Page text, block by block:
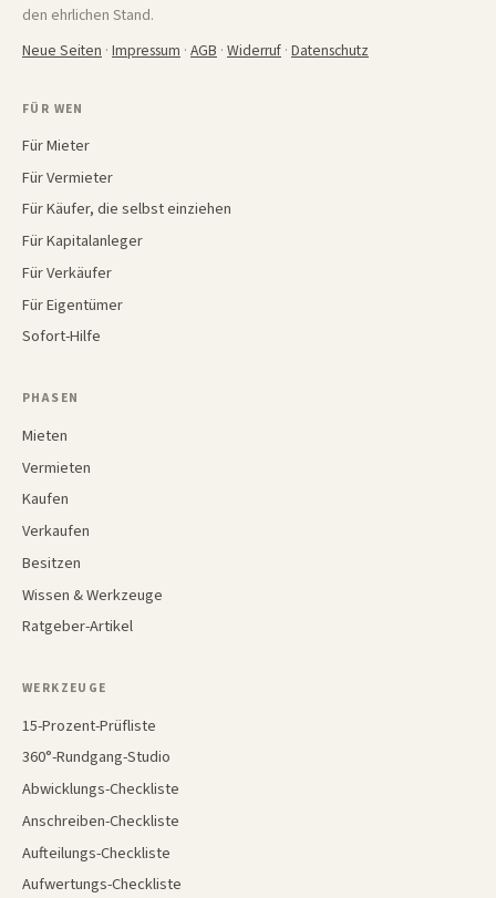
den ehrlichen Stand.
Neue Seiten · Impressum · AGB · Widerruf · Datenschutz
FÜR WEN
Für Mieter
Für Vermieter
Für Käufer, die selbst einziehen
Für Kapitalanleger
Für Verkäufer
Für Eigentümer
Sofort-Hilfe
PHASEN
Mieten
Vermieten
Kaufen
Verkaufen
Besitzen
Wissen & Werkzeuge
Ratgeber-Artikel
WERKZEUGE
15-Prozent-Prüfliste
360°-Rundgang-Studio
Abwicklungs-Checkliste
Anschreiben-Checkliste
Aufteilungs-Checkliste
Aufwertungs-Checkliste